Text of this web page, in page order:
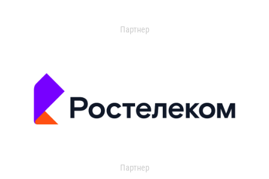
Партнер
Партнер